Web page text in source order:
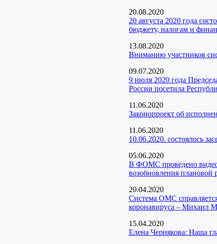
20.08.2020
20 августа 2020 года
бюджету, налогам и
13.08.2020
Вниманию участников
09.07.2020
9 июля 2020 года
России посетила
11.06.2020
Законопроект об
11.06.2020
10.06.2020. состоялось
05.06.2020
В ФОМС проведено
возобновления плановой
20.04.2020
Система ОМС
коронавируса – Михаил
15.04.2020
Елена Чернякова: Наша